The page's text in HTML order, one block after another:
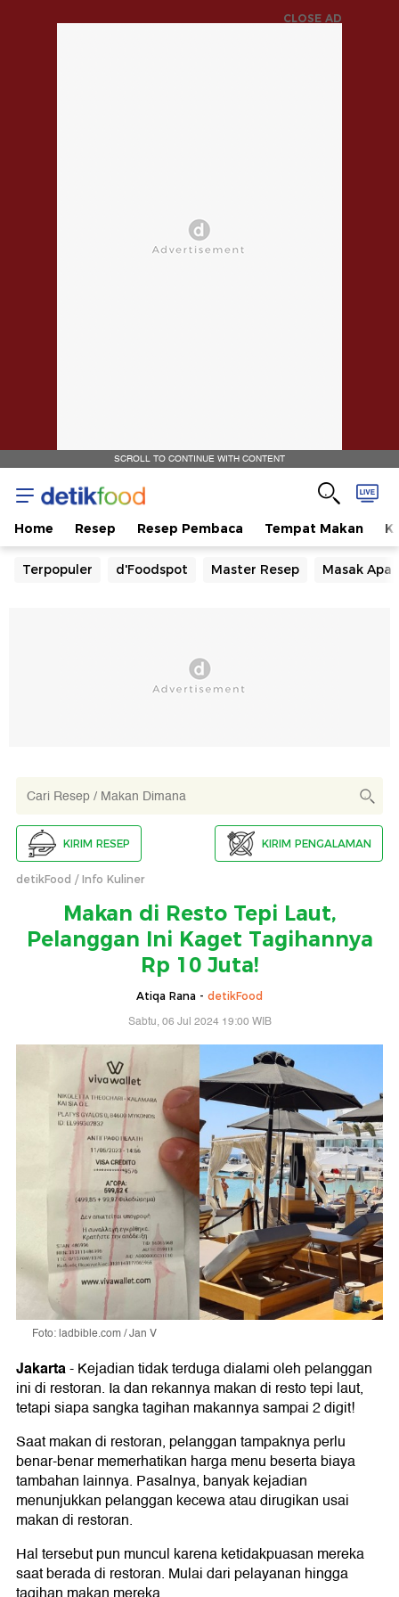
CLOSE AD
SCROLL TO CONTINUE WITH CONTENT
Home Resep Resep Pembaca Tempat Makan
Terpopuler d'Foodspot Master Resep Masak Apa
KIRIM RESEP KIRIM PENGALAMAN
detikFood Info Kuliner
Makan di Resto Tepi Laut,
Pelanggan Ini Kaget Tagihannya
Rp 10 Juta!
Atiqa Rana - detikFood
Sabtu, 06 Jul 2024 19:00 WIB
Foto: ladbible.com / Jan V
Jakarta-Kejadian tidak terduga dialami oleh pelanggan
ini di restoran. Ia dan rekannya makan di resto tepi laut,
tetapi siapa sangka tagihan makannya sampai 2 digit!
Saat makan di restoran, pelanggan tampaknya perlu
benar-benar memerhatikan harga menu beserta biaya
tambahan lainnya. Pasalnya, banyak kejadian
menunjukkan pelanggan kecewa atau dirugikan usai
makan di restoran.
Hal tersebut pun muncul karena ketidakpuasan mereka
saat berada di restoran. Mulai dari pelayanan hingga